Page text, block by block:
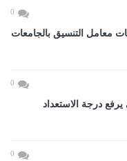
0
الأولى 2026.. خدمات معامل التنسيق بالجامعات
0
يرفع درجة الاستعداد
0